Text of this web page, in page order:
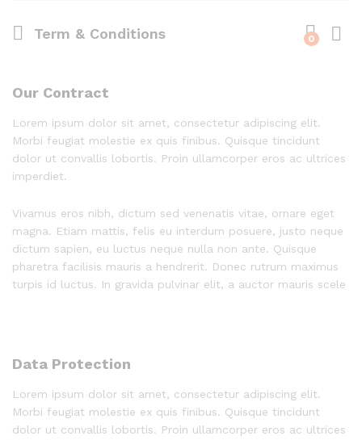
Term & Conditions 0
Our Contract
Lorem ipsum dolor sit amet, consectetur adipiscing elit.
Morbi feugiat molestie ex quis finibus. Quisque tincidunt
dolor ut convallis lobortis. Proin ullamcorper eros ac ultrices
imperdiet.
Vivamus eros nibh, dictum sed venenatis vitae, ornare eget
magna. Etiam mattis, felis eu interdum posuere, justo neque
dictum sapien, eu luctus neque nulla non ante. Quisque
pharetra facilisis mauris a hendrerit. Donec rutrum maximus
turpis id luctus. In gravida pulvinar elit, a auctor mauris scele
Data Protection
Lorem ipsum dolor sit amet, consectetur adipiscing elit.
Morbi feugiat molestie ex quis finibus. Quisque tincidunt
dolor ut convallis lobortis. Proin ullamcorper eros ac ultrices